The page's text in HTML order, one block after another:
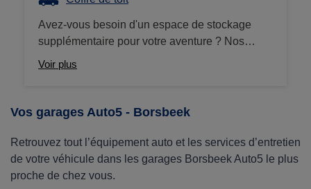
Avez-vous besoin d'un espace de stockage
supplémentaire pour votre aventure ? Nos
coffres de toit (ou d'attelage) sont la solution
meilleur prix, avec le montage offert en centre !
Voir plus
Vos garages Auto5 - Borsbeek
Retrouvez tout l’équipement auto et les services d’entretien
de votre véhicule dans les garages Borsbeek Auto5 le plus
proche de chez vous.